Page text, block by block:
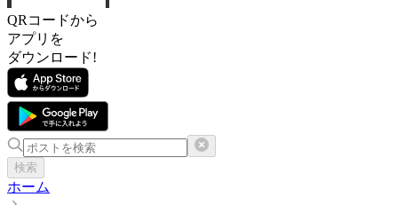
QRコードから
アプリを
ダウンロード!
検索
ホーム